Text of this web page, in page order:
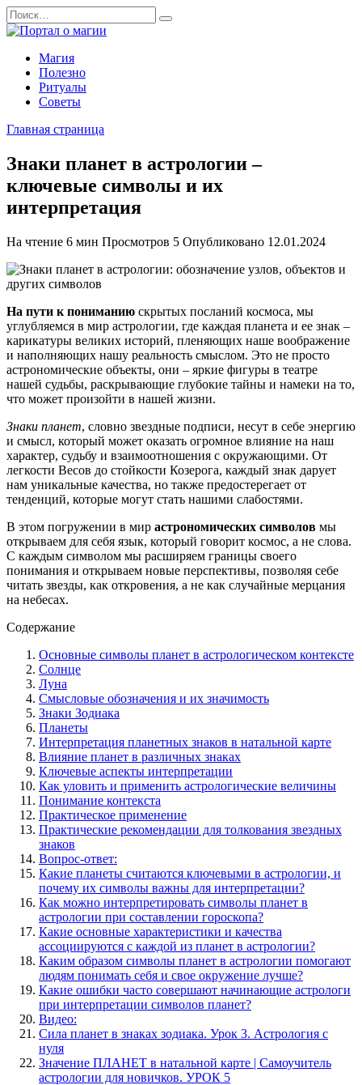
Перейти
к
содержанию
Search
for:
Магия
Полезно
Ритуалы
Советы
Главная страница
Знаки планет в астрологии –
ключевые символы и их
интерпретация
На чтение 6 мин Просмотров 5 Опубликовано 12.01.2024
На пути к пониманию скрытых посланий космоса, мы
углубляемся в мир астрологии, где каждая планета и ее знак –
карикатуры великих историй, пленяющих наше воображение
и наполняющих нашу реальность смыслом. Это не просто
астрономические объекты, они – яркие фигуры в театре
нашей судьбы, раскрывающие глубокие тайны и намеки на то,
что может произойти в нашей жизни.
Знаки планет, словно звездные подписи, несут в себе энергию
и смысл, который может оказать огромное влияние на наш
характер, судьбу и взаимоотношения с окружающими. От
легкости Весов до стойкости Козерога, каждый знак дарует
нам уникальные качества, но также предостерегает от
тенденций, которые могут стать нашими слабостями.
В этом погружении в мир астрономических символов мы
открываем для себя язык, который говорит космос, а не слова.
С каждым символом мы расширяем границы своего
понимания и открываем новые перспективы, позволяя себе
читать звезды, как откровения, а не как случайные мерцания
на небесах.
Содержание
Основные символы планет в астрологическом контексте
Солнце
Луна
Смысловые обозначения и их значимость
Знаки Зодиака
Планеты
Интерпретация планетных знаков в натальной карте
Влияние планет в различных знаках
Ключевые аспекты интерпретации
Как уловить и применить астрологические величины
Понимание контекста
Практическое применение
Практические рекомендации для толкования звездных
знаков
Вопрос-ответ:
Какие планеты считаются ключевыми в астрологии, и
почему их символы важны для интерпретации?
Как можно интерпретировать символы планет в
астрологии при составлении гороскопа?
Какие основные характеристики и качества
ассоциируются с каждой из планет в астрологии?
Каким образом символы планет в астрологии помогают
людям понимать себя и свое окружение лучше?
Какие ошибки часто совершают начинающие астрологи
при интерпретации символов планет?
Видео:
Сила планет в знаках зодиака. Урок 3. Астрология с
нуля
Значение ПЛАНЕТ в натальной карте | Самоучитель
астрологии для новичков. УРОК 5